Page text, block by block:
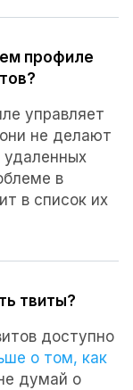
профиле
управляет
не делают
удаленных
в
в список их
твиты?
доступно
о том, как
думай о